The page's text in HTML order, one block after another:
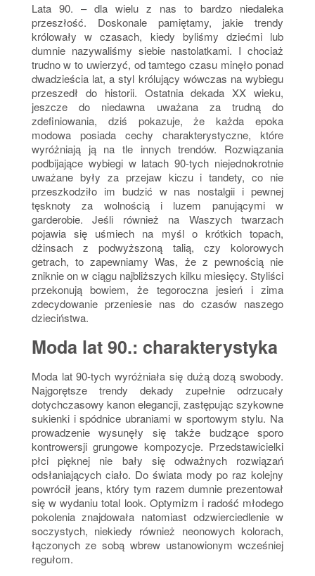
Lata 90. – dla wielu z nas to bardzo niedaleka
przeszłość. Doskonale pamiętamy, jakie trendy
królowały w czasach, kiedy byliśmy dziećmi lub
dumnie nazywaliśmy siebie nastolatkami. I chociaż
trudno w to uwierzyć, od tamtego czasu minęło ponad
dwadzieścia lat, a styl królujący wówczas na wybiegu
przeszedł do historii. Ostatnia dekada XX wieku,
jeszcze do niedawna uważana za trudną do
zdefiniowania, dziś pokazuje, że każda epoka
modowa posiada cechy charakterystyczne, które
wyróżniają ją na tle innych trendów. Rozwiązania
podbijające wybiegi w latach 90-tych niejednokrotnie
uważane były za przejaw kiczu i tandety, co nie
przeszkodziło im budzić w nas nostalgii i pewnej
tęsknoty za wolnością i luzem panującymi w
garderobie. Jeśli również na Waszych twarzach
pojawia się uśmiech na myśl o krótkich topach,
dżinsach z podwyższoną talią, czy kolorowych
getrach, to zapewniamy Was, że z pewnością nie
zniknie on w ciągu najbliższych kilku miesięcy. Styliści
przekonują bowiem, że tegoroczna jesień i zima
zdecydowanie przeniesie nas do czasów naszego
dzieciństwa.
Moda lat 90.: charakterystyka
Moda lat 90-tych wyróżniała się dużą dozą swobody.
Najgorętsze trendy dekady zupełnie odrzucały
dotychczasowy kanon elegancji, zastępując szykowne
sukienki i spódnice ubraniami w sportowym stylu. Na
prowadzenie wysunęły się także budzące sporo
kontrowersji grungowe kompozycje. Przedstawicielki
płci pięknej nie bały się odważnych rozwiązań
odsłaniających ciało. Do świata mody po raz kolejny
powrócił jeans, który tym razem dumnie prezentował
się w wydaniu total look. Optymizm i radość młodego
pokolenia znajdowała natomiast odzwierciedlenie w
soczystych, niekiedy również neonowych kolorach,
łączonych ze sobą wbrew ustanowionym wcześniej
regułom.